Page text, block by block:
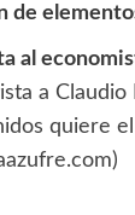
de
al
a Claudio
quiere